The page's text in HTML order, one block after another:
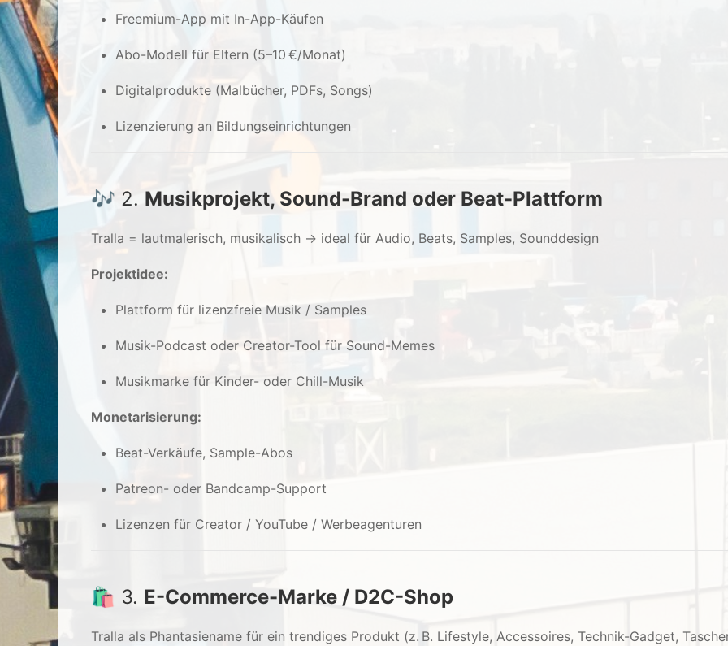
Freemium-App mit In-App-Käufen
Abo-Modell für Eltern (5–10 €/Monat)
Digitalprodukte (Malbücher, PDFs, Songs)
Lizenzierung an Bildungseinrichtungen
🎶 2. Musikprojekt, Sound-Brand oder Beat-Plattform
Tralla = lautmalerisch, musikalisch → ideal für Audio, Beats, Samples, Sounddesign
Projektidee:
Plattform für lizenzfreie Musik / Samples
Musik-Podcast oder Creator-Tool für Sound-Memes
Musikmarke für Kinder- oder Chill-Musik
Monetarisierung:
Beat-Verkäufe, Sample-Abos
Patreon- oder Bandcamp-Support
Lizenzen für Creator / YouTube / Werbeagenturen
🛍️ 3. E-Commerce-Marke / D2C-Shop
Tralla als Phantasiename für ein trendiges Produkt (z. B. Lifestyle, Accessoires, Technik-Gadget,